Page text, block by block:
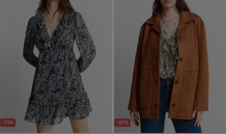
-72% -67%